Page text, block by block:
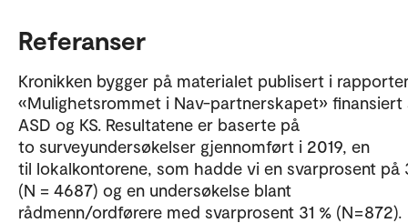
Referanser
Kronikken bygger på materialet publisert i
«Mulighetsrommet i Nav-partnerskapet» finansiert
ASD og KS. Resultatene er baserte på
to surveyundersøkelser gjennomført i 2019, en
til lokalkontorene, som hadde vi en svarprosent på
(N = 4687) og en undersøkelse blant
rådmenn/ordførere med svarprosent 31 % (N=872).